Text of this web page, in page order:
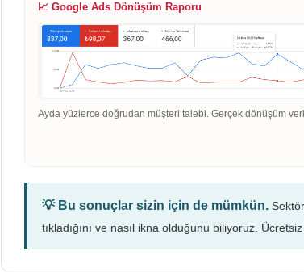
📈 Google Ads Dönüşüm Raporu
Ayda yüzlerce doğrudan müşteri talebi. Gerçek dönüşüm
💡 Bu sonuçlar sizin için de mümkün.
tıkladığını ve nasıl ikna olduğunu biliyoruz.